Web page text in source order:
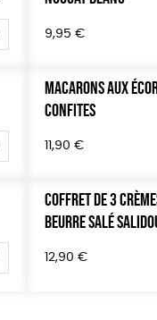
9,95 €
MACARONS AUX
CONFITES
11,90 €
COFFRET DE 3
BEURRE SALÉ
12,90 €